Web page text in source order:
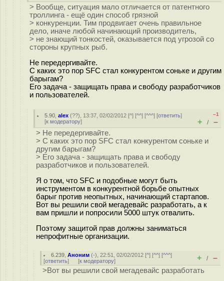
> Вообще, ситуация мало отличается от патентного
троллинга - ещё один способ грязной
> конкуренции. Тим продвигает очень правильное
дело, иначе любой начинающий производитель,
> не знающий тонкостей, оказывается под угрозой со
стороны крупных рыб.
Не передергивайте.
С каких это пор SFC стал конкурентом соньке и другим
барыгам?
Его задача - защищать права и свободу разработчиков
и пользователей.
5.90 ,alex (??), 13:37, 02/02/2012 [^] [^^] [^^^] [ответить]
[к модератору]
–1
+ / –
> Не передергивайте.
> С каких это пор SFC стал конкурентом соньке и
другим барыгам?
> Его задача - защищать права и свободу
разработчиков и пользователей.
Я о том, что SFC и подобные могут быть
инструментом в конкурентной борьбе опытных
барыг против неопытных, начинающий стартапов.
Вот вы решили свой мегадевайс разработать, а к
вам пришли и попросили 5000 штук отвалить.
Поэтому защитой прав должны заниматься
непрофитные организации.
6.239 ,Аноним (-), 22:51, 02/02/2012 [^] [^^] [^^^]
[ответить] [к модератору] + / –
>Вот вы решили свой мегадевайс разработать